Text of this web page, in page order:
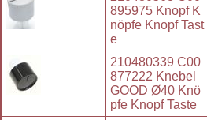
895975 Knopf K
nöpfe Knopf Tast
e
210480339 C00
877222 Knebel
GOOD Ø40 Knö
pfe Knopf Taste